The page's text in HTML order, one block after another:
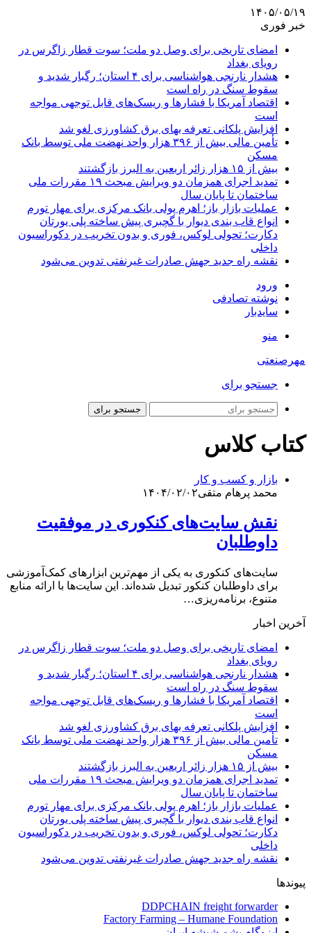
۱۴۰۵/۰۵/۱۹
خبر فوری
امضای تاریخی برای وصل دو ملت؛ سوت قطار زاگرس در
رویای بغداد
هشدار نارنجی هواشناسی برای ۴ استان؛ رگبار شدید و
سقوط سنگ در راه است
اقتصاد آمریکا با فشارها و ریسک‌های قابل توجهی مواجه
است
افزایش پلکانی تعرفه بهای برق کشاورزی لغو شد
تأمین مالی بیش از ۳۹۶ هزار واحد نهضت ملی توسط بانک
مسکن
بیش از ۱۵ هزار زائر اربعین به البرز بازگشتند
تمدید اجرای همزمان دو ویرایش مبحث ۱۹ مقررات ملی
ساختمان تا پایان سال
عملیات بازار باز؛ اهرم پولی بانک مرکزی برای مهار تورم
انواع قاب بندی دیوار با گچبری پیش ساخته پلی یورتان
دکارت؛ تحولی لوکس، فوری و بدون تخریب در دکوراسیون
داخلی
نقشه راه جدید جهش صادرات غیرنفتی تدوین می‌شود
ورود
نوشته تصادفی
سایدبار
منو
مهرصنعتی
جستجو برای
جستجو برای
کتاب کلاس
بازار و کسب و کار
محمد پرهام متقی۱۴۰۴/۰۲/۰۲
نقش سایت‌های کنکوری در موفقیت
داوطلبان
سایت‌های کنکوری به یکی از مهم‌ترین ابزارهای کمک‌آموزشی
برای داوطلبان کنکور تبدیل شده‌اند. این سایت‌ها با ارائه منابع
متنوع، برنامه‌ریزی…
آخرین اخبار
امضای تاریخی برای وصل دو ملت؛ سوت قطار زاگرس در
رویای بغداد
هشدار نارنجی هواشناسی برای ۴ استان؛ رگبار شدید و
سقوط سنگ در راه است
اقتصاد آمریکا با فشارها و ریسک‌های قابل توجهی مواجه
است
افزایش پلکانی تعرفه بهای برق کشاورزی لغو شد
تأمین مالی بیش از ۳۹۶ هزار واحد نهضت ملی توسط بانک
مسکن
بیش از ۱۵ هزار زائر اربعین به البرز بازگشتند
تمدید اجرای همزمان دو ویرایش مبحث ۱۹ مقررات ملی
ساختمان تا پایان سال
عملیات بازار باز؛ اهرم پولی بانک مرکزی برای مهار تورم
انواع قاب بندی دیوار با گچبری پیش ساخته پلی یورتان
دکارت؛ تحولی لوکس، فوری و بدون تخریب در دکوراسیون
داخلی
نقشه راه جدید جهش صادرات غیرنفتی تدوین می‌شود
پیوندها
DDPCHAIN freight forwarder
Factory Farming – Humane Foundation